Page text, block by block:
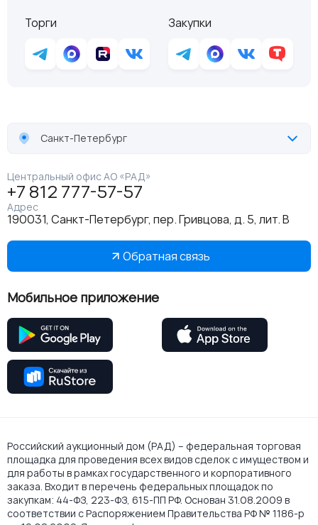
Торги
Закупки
Санкт-Петербург
Центральный офис АО «РАД»
+7 812 777-57-57
Адрес
190031, Санкт-Петербург, пер. Гривцова, д. 5, лит. В
Обратная связь
Мобильное приложение
Российский аукционный дом (РАД) – федеральная торговая
площадка для проведения всех видов сделок с имуществом и
для работы в рамках государственного и корпоративного
заказа. Входит в перечень федеральных площадок по
закупкам: 44-ФЗ, 223-ФЗ, 615-ПП РФ. Основан 31.08.2009 в
соответствии с Распоряжением Правительства РФ № 1186-р